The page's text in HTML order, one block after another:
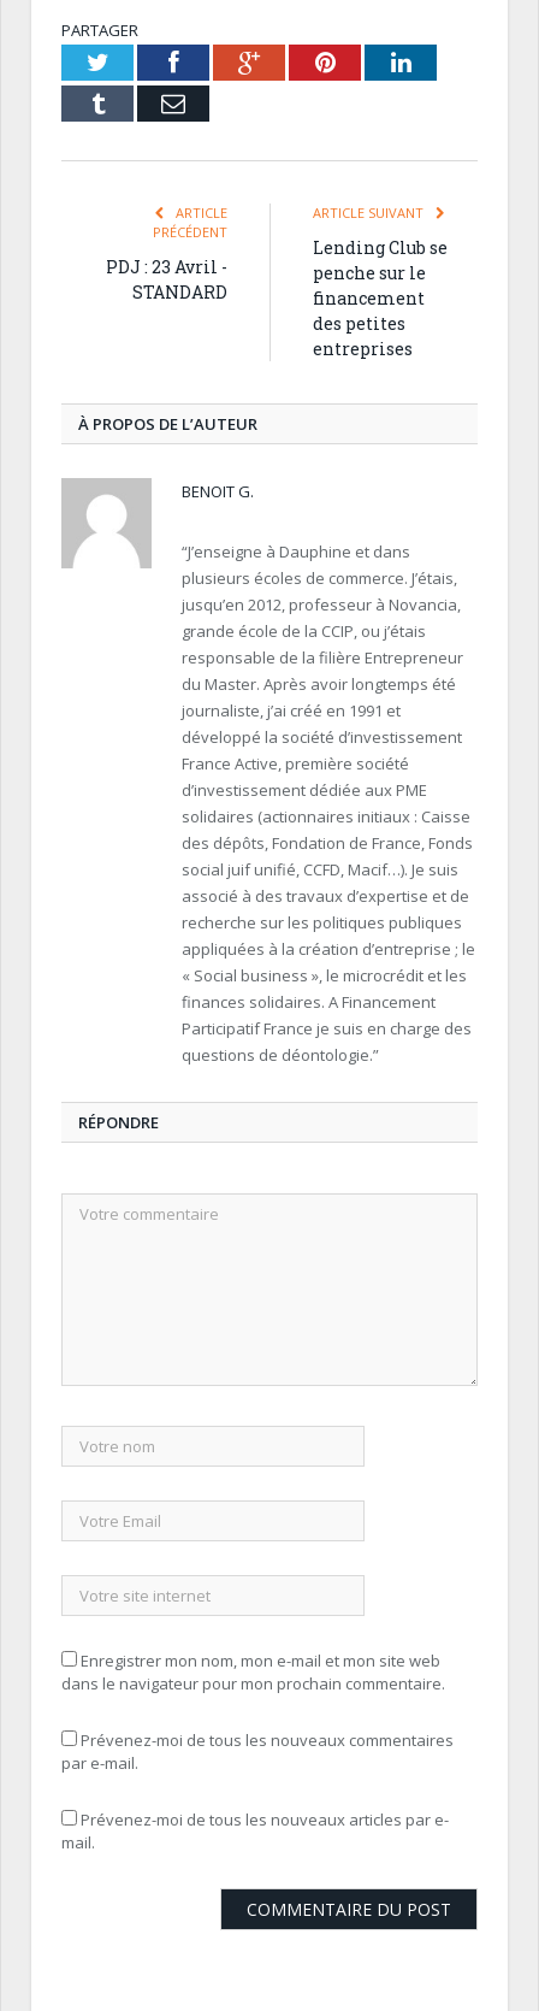
PARTAGER
TwitterFacebookGoogle+PinterestLinkedIn
Tumblr Email
ARTICLE
PRÉCÉDENT
PDJ : 23 Avril -
STANDARD
ARTICLE SUIVANT
Lending Club se
penche sur le
financement
des petites
entreprises
À PROPOS DE L’AUTEUR
BENOIT G.
“J’enseigne à Dauphine et dans
plusieurs écoles de commerce. J’étais,
jusqu’en 2012, professeur à Novancia,
grande école de la CCIP, ou j’étais
responsable de la filière Entrepreneur
du Master. Après avoir longtemps été
journaliste, j’ai créé en 1991 et
développé la société d’investissement
France Active, première société
d’investissement dédiée aux PME
solidaires (actionnaires initiaux : Caisse
des dépôts, Fondation de France, Fonds
social juif unifié, CCFD, Macif…). Je suis
associé à des travaux d’expertise et de
recherche sur les politiques publiques
appliquées à la création d’entreprise ; le
« Social business », le microcrédit et les
finances solidaires. A Financement
Participatif France je suis en charge des
questions de déontologie.”
RÉPONDRE
Enregistrer mon nom, mon e-mail et mon site web
dans le navigateur pour mon prochain commentaire.
Prévenez-moi de tous les nouveaux commentaires
par e-mail.
Prévenez-moi de tous les nouveaux articles par e-
mail.